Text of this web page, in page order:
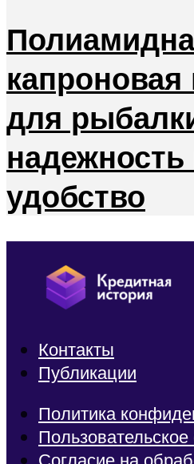
капроновая
для
надежность
удобство
Контакты
Публикации
Политика